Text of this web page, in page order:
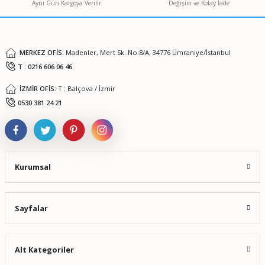
Ürün fiyatı diğer sitelerden daha pahalı.
Aynı Gün Kargoya Verilir
Değişim ve Kolay İade
MERKEZ OFİS: Madenler, Mert Sk. No:8/A, 34776 Ümraniye/İstanbul
T : 0216 606 06 46
İZMİR OFİS: T : Balçova / İzmir
0530 381 24 21
Kurumsal
Sayfalar
Alt Kategoriler